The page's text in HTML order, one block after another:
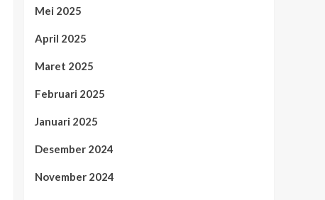
Mei 2025
April 2025
Maret 2025
Februari 2025
Januari 2025
Desember 2024
November 2024